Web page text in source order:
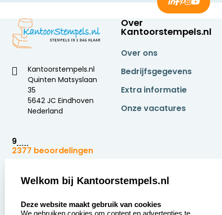
Kantoorstempels.nl
Quinten Matsyslaan
35
5642 JC Eindhoven
Nederland
9
2377 beoordelingen
Over
Kantoorstempels.nl
Over ons
Bedrijfsgegevens
Extra informatie
Onze vacatures
Zakelijk:
Aanvraag op maat
Klantenservice:
Contact opnemen
Welkom bij Kantoorstempels.nl
Deze website maakt gebruik van cookies
We gebruiken cookies om content en advertenties te